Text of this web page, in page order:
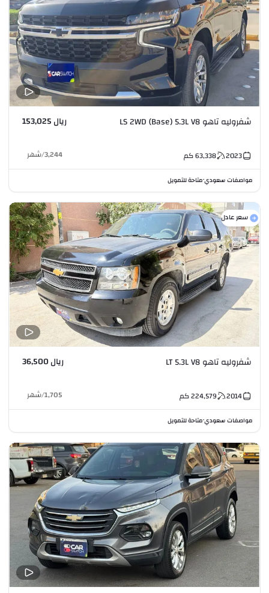
شفروليه تاهو LS 2WD (Base) 5.3L V8 ريال 153,025
2023
63,338كم 3,244
/شهر
مواصفات سعودي•متاحة للتمويل
سعر عادل
شفروليه تاهو LT 5.3L V8 ريال 36,500
2014
224,579كم 1,705
/شهر
مواصفات سعودي•متاحة للتمويل